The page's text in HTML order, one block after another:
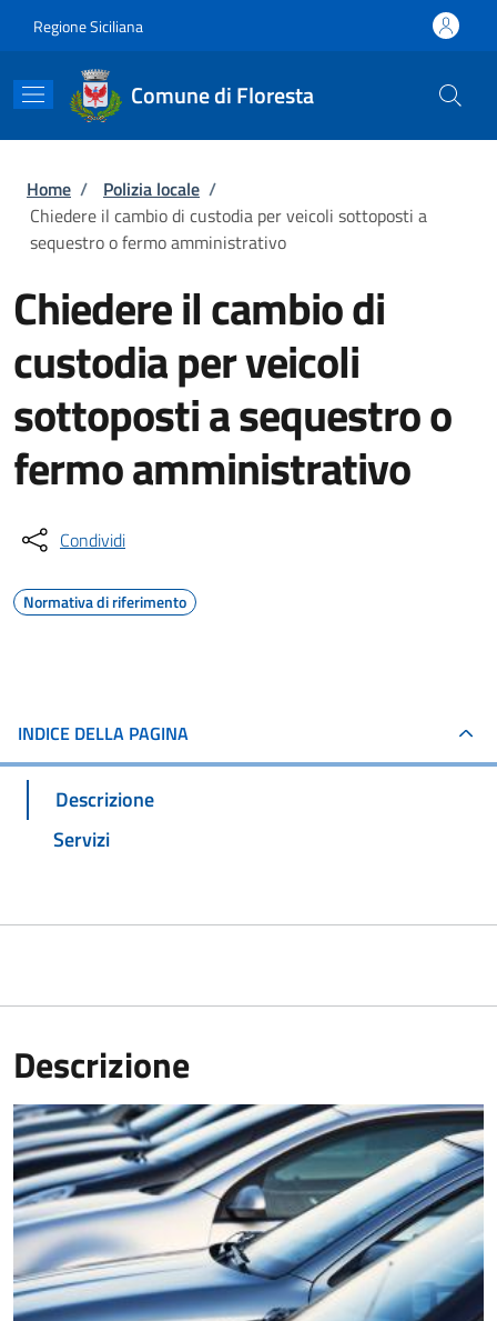
Regione Siciliana
Comune di Floresta
Briciole di pane
Home / Polizia locale /
Chiedere il cambio di custodia per veicoli sottoposti a
sequestro o fermo amministrativo
Chiedere il cambio di
custodia per veicoli
sottoposti a sequestro o
fermo amministrativo
Condividi
Normativa di riferimento
INDICE DELLA PAGINA
Descrizione
Servizi
Descrizione